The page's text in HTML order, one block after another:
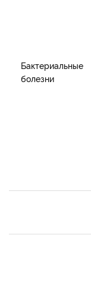
Бактериальные
болезни